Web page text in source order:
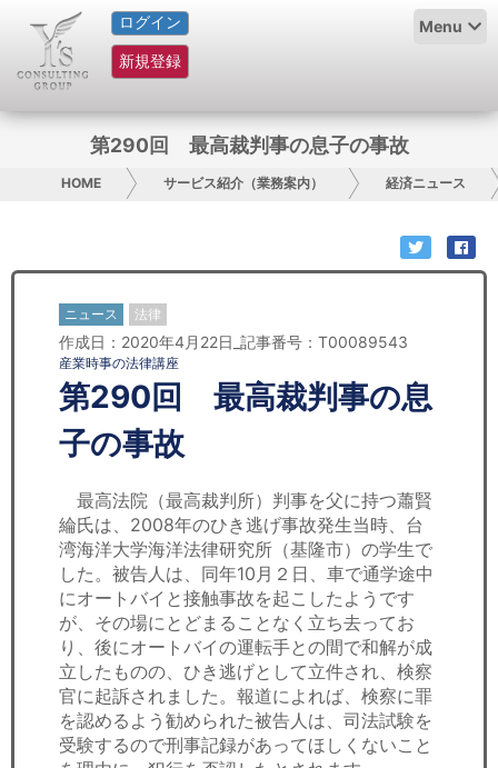
ログイン
新規登録
Menu
HOME
サービス紹介
グループ概要
日本人にPR
コンサルティング
リサーチ
セミナー
経済ニュース
労務顧問
ＩＴ
飲食店情報
第290回 最高裁判事の息子の事故
HOME サービス紹介（業務案内） 経済ニュース
ニュース 法律
作成日：2020年4月22日_記事番号：T00089543
産業時事の法律講座
第290回 最高裁判事の息
子の事故
最高法院（最高裁判所）判事を父に持つ蕭賢
綸氏は、2008年のひき逃げ事故発生当時、台
湾海洋大学海洋法律研究所（基隆市）の学生で
した。被告人は、同年10月２日、車で通学途中
にオートバイと接触事故を起こしたようです
が、その場にとどまることなく立ち去ってお
り、後にオートバイの運転手との間で和解が成
立したものの、ひき逃げとして立件され、検察
官に起訴されました。報道によれば、検察に罪
を認めるよう勧められた被告人は、司法試験を
受験するので刑事記録があってほしくないこと